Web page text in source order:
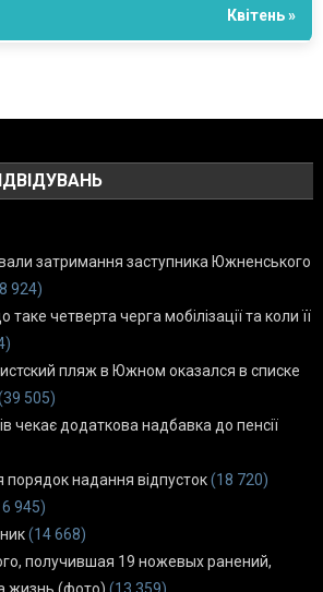
Квітень »
затримання заступника Южненського
924)
четверта черга мобілізації та коли її
пляж в Южном оказался в списке
505)
чекає додаткова надбавка до пенсії
порядок надання відпусток(18 720)
945)
(14 668)
получившая 19 ножевых ранений,
жизнь (фото) (13 359)